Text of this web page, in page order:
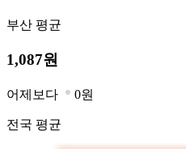
부산 평균
1,087원
어제보다 0원
전국 평균